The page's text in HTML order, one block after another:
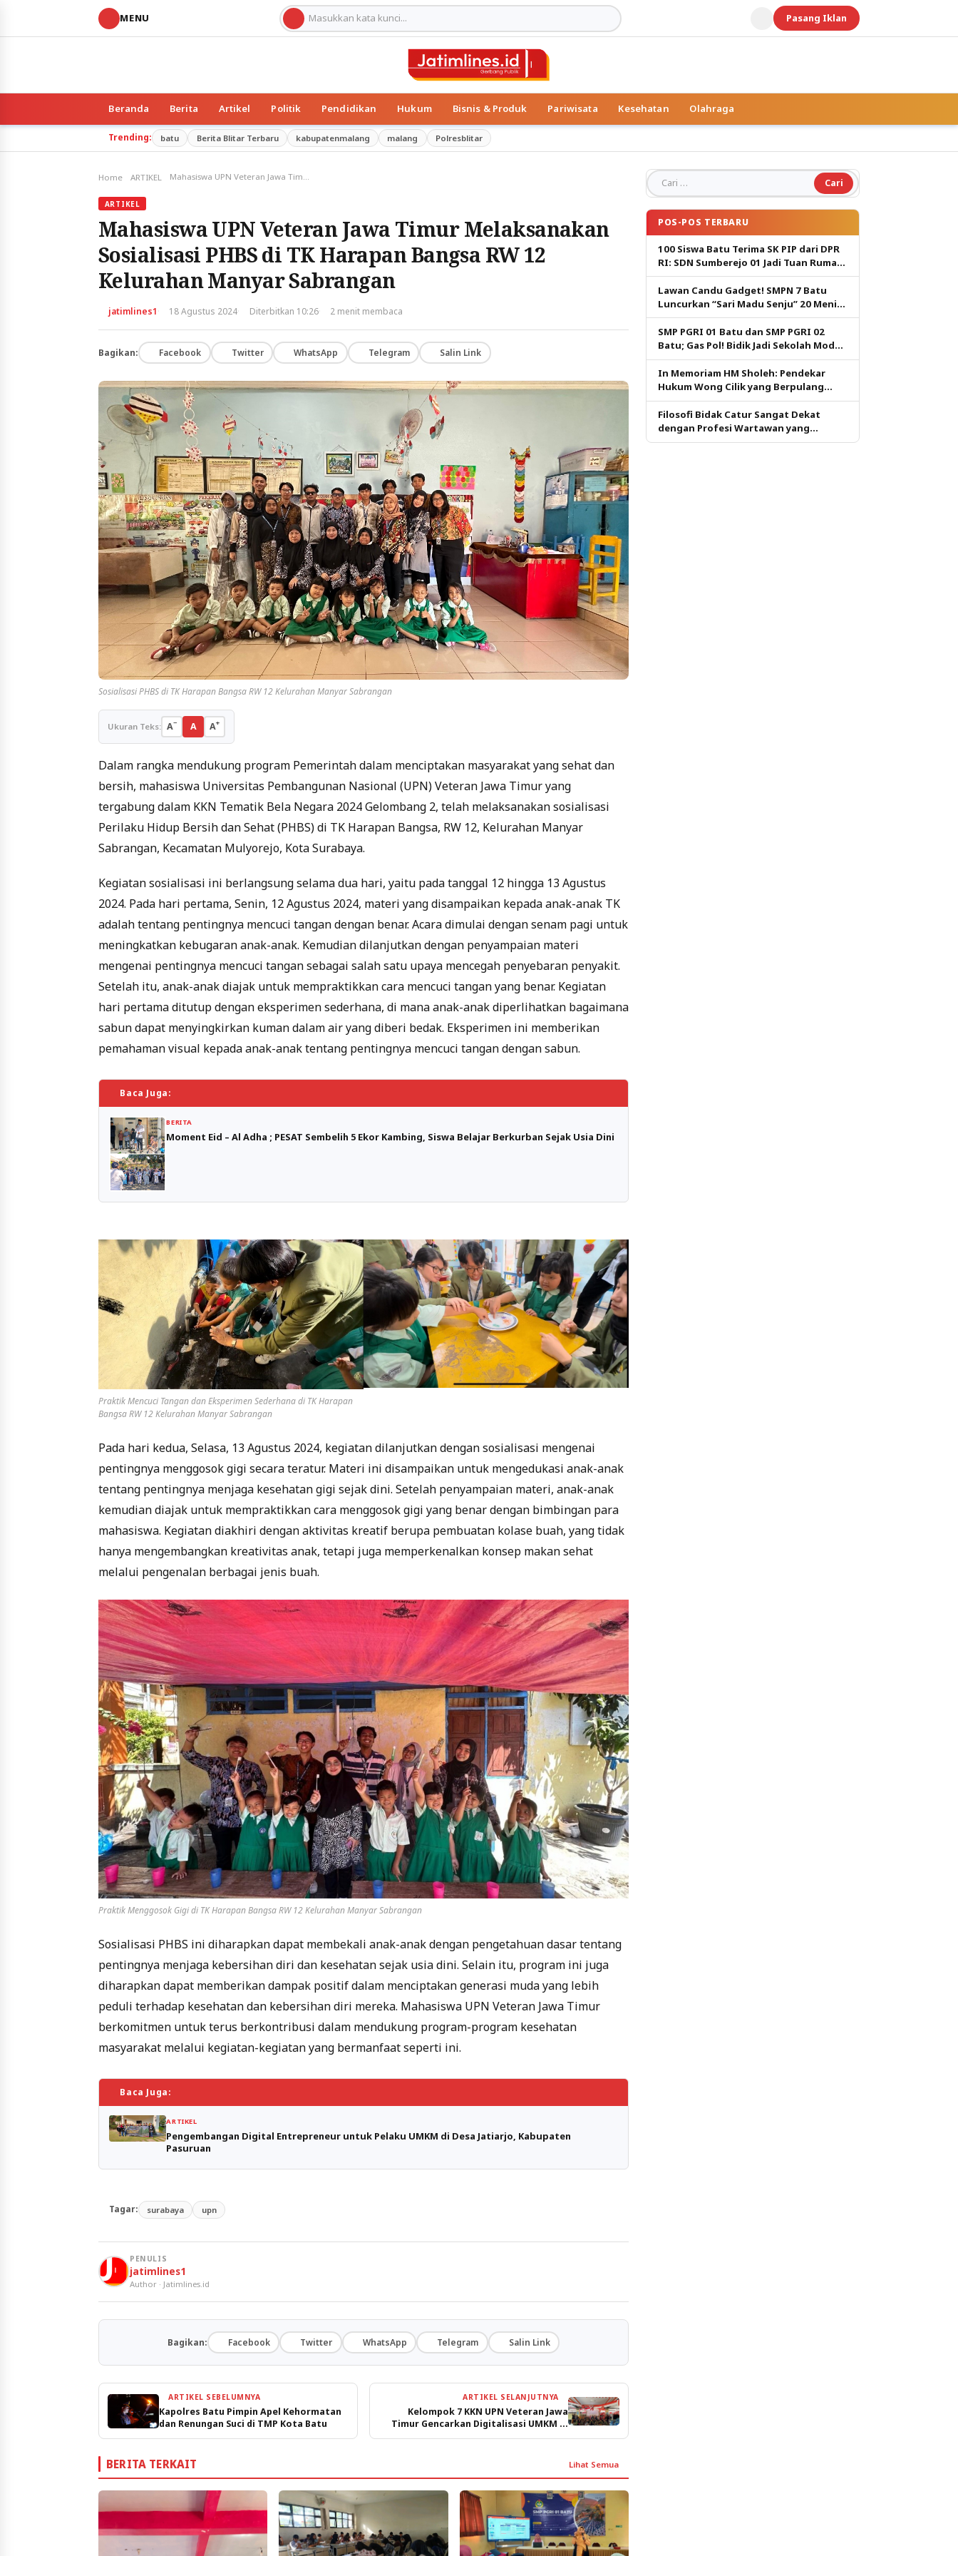
MENU Pasang Iklan
Beranda Berita Artikel Politik Pendidikan Hukum Bisnis & Produk Pariwisata Kesehatan Olahraga
Trending: batu Berita Blitar Terbaru kabupatenmalang malang Polresblitar
Home ARTIKEL
ARTIKEL
Mahasiswa UPN Veteran Jawa Timur Melaksanakan
Sosialisasi PHBS di TK Harapan Bangsa RW 12
Kelurahan Manyar Sabrangan
jatimlines1· 18 Agustus 2024· Diterbitkan 10:26· 2 menit membaca
Bagikan: Facebook Twitter WhatsApp Telegram Salin Link
Sosialisasi PHBS di TK Harapan Bangsa RW 12 Kelurahan Manyar Sabrangan
Ukuran Teks: A− A A+
Dalam rangka mendukung program Pemerintah dalam menciptakan masyarakat yang sehat dan
bersih, mahasiswa Universitas Pembangunan Nasional (UPN) Veteran Jawa Timur yang
tergabung dalam KKN Tematik Bela Negara 2024 Gelombang 2, telah melaksanakan sosialisasi
Perilaku Hidup Bersih dan Sehat (PHBS) di TK Harapan Bangsa, RW 12, Kelurahan Manyar
Sabrangan, Kecamatan Mulyorejo, Kota Surabaya.
Kegiatan sosialisasi ini berlangsung selama dua hari, yaitu pada tanggal 12 hingga 13 Agustus
2024. Pada hari pertama, Senin, 12 Agustus 2024, materi yang disampaikan kepada anak-anak TK
adalah tentang pentingnya mencuci tangan dengan benar. Acara dimulai dengan senam pagi untuk
meningkatkan kebugaran anak-anak. Kemudian dilanjutkan dengan penyampaian materi
mengenai pentingnya mencuci tangan sebagai salah satu upaya mencegah penyebaran penyakit.
Setelah itu, anak-anak diajak untuk mempraktikkan cara mencuci tangan yang benar. Kegiatan
hari pertama ditutup dengan eksperimen sederhana, di mana anak-anak diperlihatkan bagaimana
sabun dapat menyingkirkan kuman dalam air yang diberi bedak. Eksperimen ini memberikan
pemahaman visual kepada anak-anak tentang pentingnya mencuci tangan dengan sabun.
Baca Juga:
BERITA
Moment Eid – Al Adha ; PESAT Sembelih 5 Ekor Kambing, Siswa Belajar Berkurban Sejak Usia Dini
Praktik Mencuci Tangan dan Eksperimen Sederhana di TK Harapan
Bangsa RW 12 Kelurahan Manyar Sabrangan
Pada hari kedua, Selasa, 13 Agustus 2024, kegiatan dilanjutkan dengan sosialisasi mengenai
pentingnya menggosok gigi secara teratur. Materi ini disampaikan untuk mengedukasi anak-anak
tentang pentingnya menjaga kesehatan gigi sejak dini. Setelah penyampaian materi, anak-anak
kemudian diajak untuk mempraktikkan cara menggosok gigi yang benar dengan bimbingan para
mahasiswa. Kegiatan diakhiri dengan aktivitas kreatif berupa pembuatan kolase buah, yang tidak
hanya mengembangkan kreativitas anak, tetapi juga memperkenalkan konsep makan sehat
melalui pengenalan berbagai jenis buah.
Praktik Menggosok Gigi di TK Harapan Bangsa RW 12 Kelurahan Manyar Sabrangan
Sosialisasi PHBS ini diharapkan dapat membekali anak-anak dengan pengetahuan dasar tentang
pentingnya menjaga kebersihan diri dan kesehatan sejak usia dini. Selain itu, program ini juga
diharapkan dapat memberikan dampak positif dalam menciptakan generasi muda yang lebih
peduli terhadap kesehatan dan kebersihan diri mereka. Mahasiswa UPN Veteran Jawa Timur
berkomitmen untuk terus berkontribusi dalam mendukung program-program kesehatan
masyarakat melalui kegiatan-kegiatan yang bermanfaat seperti ini.
Baca Juga:
ARTIKEL
Pengembangan Digital Entrepreneur untuk Pelaku UMKM di Desa Jatiarjo, Kabupaten
Pasuruan
Tagar: surabaya upn
PENULIS
jatimlines1
Author · Jatimlines.id
Bagikan: Facebook Twitter WhatsApp Telegram Salin Link
ARTIKEL SEBELUMNYA
Kapolres Batu Pimpin Apel Kehormatan
dan Renungan Suci di TMP Kota Batu
ARTIKEL SELANJUTNYA
Kelompok 7 KKN UPN Veteran Jawa
Timur Gencarkan Digitalisasi UMKM di
Mulyorejo untuk Hadapi Tantangan
BERITA TERKAIT Lihat Semua
Cari untuk:
POS-POS TERBARU
100 Siswa Batu Terima SK PIP dari DPR
RI: SDN Sumberejo 01 Jadi Tuan Rumah,
Harapan Baru Pendidikan Gratis
Lawan Candu Gadget! SMPN 7 Batu
Luncurkan “Sari Madu Senju” 20 Menit
Cetak Generasi Pembaca
SMP PGRI 01 Batu dan SMP PGRI 02
Batu; Gas Pol! Bidik Jadi Sekolah Model
PM dan KKA Pertama di Kota Batu
In Memoriam HM Sholeh: Pendekar
Hukum Wong Cilik yang Berpulang
dalam Ketulusan
Filosofi Bidak Catur Sangat Dekat
dengan Profesi Wartawan yang
Dituntut Berpikir Kritis